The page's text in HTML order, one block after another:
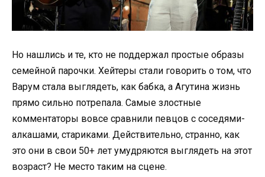
Но нашлись и те, кто не поддержал простые образы
семейной парочки. Хейтеры стали говорить о том, что
Варум стала выглядеть, как бабка, а Агутина жизнь
прямо сильно потрепала. Самые злостные
комментаторы вовсе сравнили певцов с соседями-
алкашами, стариками. Действительно, странно, как
это они в свои 50+ лет умудряются выглядеть на этот
возраст? Не место таким на сцене.